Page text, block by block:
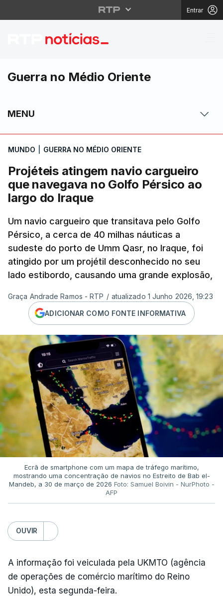
Entrar
Projéteis atingem
Guerra no Médio Oriente
MENU
MUNDO GUERRA NO MÉDIO ORIENTE
Projéteis atingem navio cargueiro
que navegava no Golfo Pérsico ao
largo do Iraque
Um navio cargueiro que transitava pelo Golfo
Pérsico, a cerca de 40 milhas náuticas a
sudeste do porto de Umm Qasr, no Iraque, foi
atingido por um projétil desconhecido no seu
lado estibordo, causando uma grande explosão,
Graça Andrade Ramos - RTP / atualizado 1 Junho 2026, 19:23
ADICIONAR COMO FONTE INFORMATIVA
Ecrã de smartphone com um mapa de tráfego marítimo,
mostrando uma concentração de navios no Estreito de Bab el-
Mandeb, a 30 de março de 2026 Foto: Samuel Boivin - NurPhoto -
AFP
OUVIR
A informação foi veiculada pela UKMTO (agência
de operações de comércio marítimo do Reino
Unido), esta segunda-feira.